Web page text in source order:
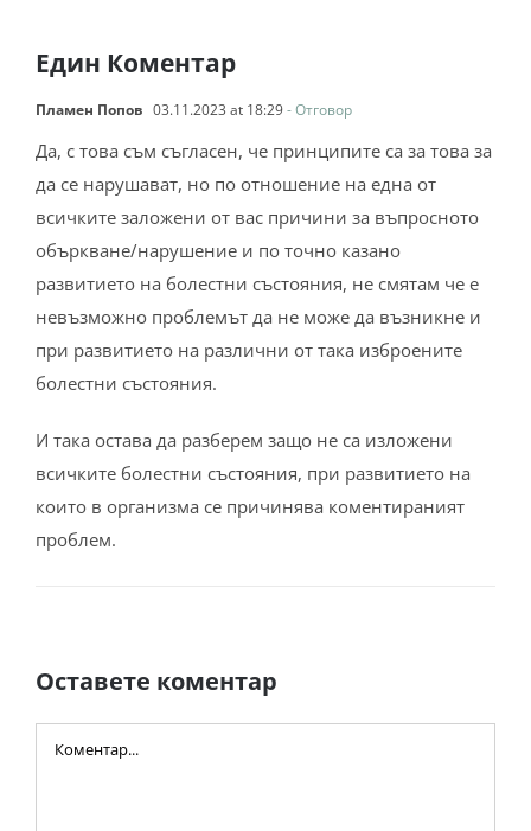
Един Коментар
Пламен Попов 03.11.2023 at 18:29- Отговор
Да, с това съм съгласен, че принципите са за това за
да се нарушават, но по отношение на една от
всичките заложени от вас причини за въпросното
объркване/нарушение и по точно казано
развитието на болестни състояния, не смятам че е
невъзможно проблемът да не може да възникне и
при развитието на различни от така изброените
болестни състояния.
И така остава да разберем защо не са изложени
всичките болестни състояния, при развитието на
които в организма се причинява коментираният
проблем.
Оставете коментар
Comment